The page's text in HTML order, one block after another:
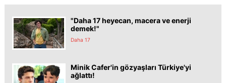
"Daha 17 heyecan, macera ve enerji
demek!"
Daha 17
Minik Cafer'in gözyaşları Türkiye'yi
ağlattı!